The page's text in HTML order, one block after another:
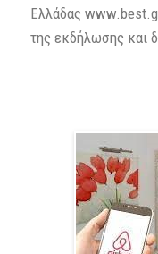
Ελλάδας
της εκδήλωσης και